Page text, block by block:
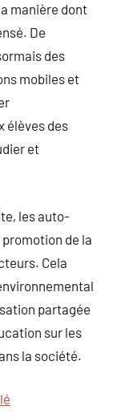
manière dont
De
des
mobiles et
élèves des
et
les auto-
de la
Cela
partagée
sur les
la société.